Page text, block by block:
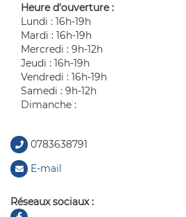
Heure d'ouverture :
Lundi : 16h-19h
Mardi : 16h-19h
Mercredi : 9h-12h
Jeudi : 16h-19h
Vendredi : 16h-19h
Samedi : 9h-12h
Dimanche :
0783638791
E-mail
Réseaux sociaux :